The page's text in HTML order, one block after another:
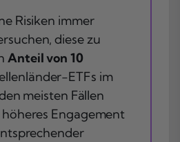
Risiken immer
diese zu
Anteil von 10
ETFs im
meisten Fällen
Engagement